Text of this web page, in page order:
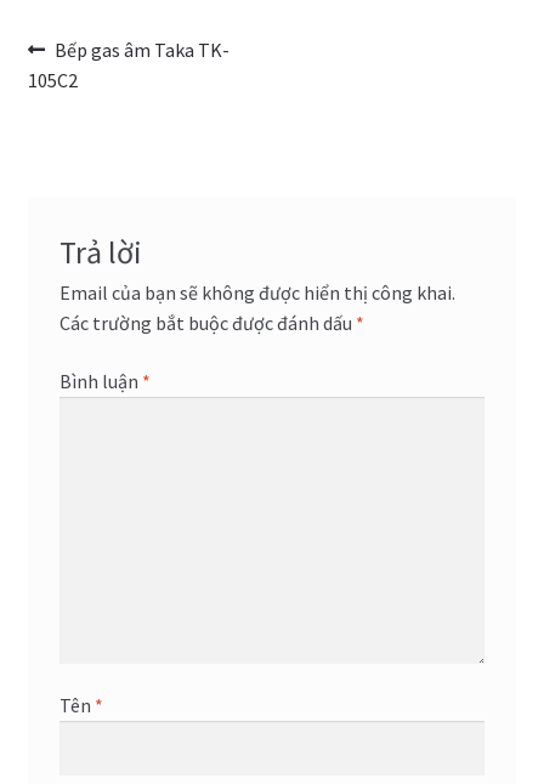
Điều
hướng
Bài
trước:
Bếp gas âm Taka TK-
105C2
Trả lời
Email của bạn sẽ không được hiển thị công khai.
Các trường bắt buộc được đánh dấu *
Bình luận *
Tên *